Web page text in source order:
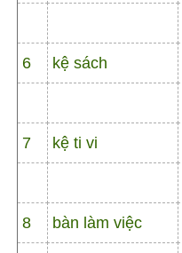
6 kệ sách
7 kệ ti vi
8 bàn làm việc